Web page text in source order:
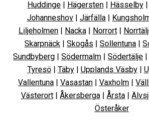
Huddinge| Hägersten| Hässelby|
Johanneshov
Järfälla
Liljeholmen
Nacka Norrort
Skarpnäck
Skogås Sollentuna
Sundbyberg
Södermalm Södertälje
Tyresö| Täby| Upplands Väsby|
Vallentuna
Vasastan Vaxholm
Västerort
Åkersberga Årsta
Österåker